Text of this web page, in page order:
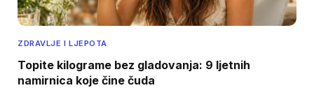
ZDRAVLJE I LJEPOTA
Topite kilograme bez gladovanja: 9 ljetnih
namirnica koje čine čuda